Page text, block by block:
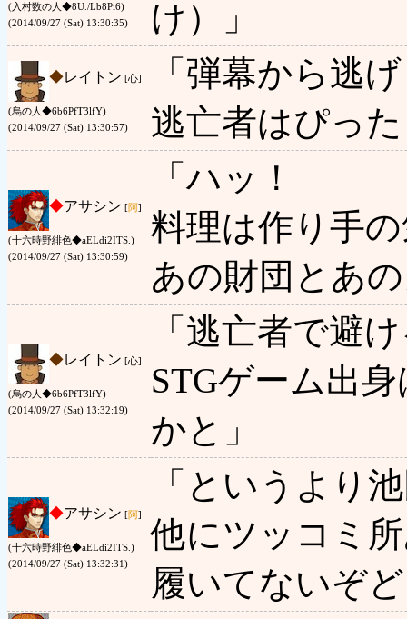
(入村数の人◆8U./Lb8Pi6)
(2014/09/27 (Sat) 13:30:35)
け）」
◆レイトン [心]
(烏の人◆6b6PfT3lfY)
(2014/09/27 (Sat) 13:30:57)
「弾幕から逃
逃亡者はぴっ
◆アサシン [阿]
(十六時野緋色◆aELdi2ITS.)
(2014/09/27 (Sat) 13:30:59)
「ハッ！
料理は作り手
あの財団とあ
◆レイトン [心]
(烏の人◆6b6PfT3lfY)
(2014/09/27 (Sat) 13:32:19)
「逃亡者で避
STGゲーム出
かと」
◆アサシン [阿]
(十六時野緋色◆aELdi2ITS.)
(2014/09/27 (Sat) 13:32:31)
「というより
他にツッコミ
履いてないぞ